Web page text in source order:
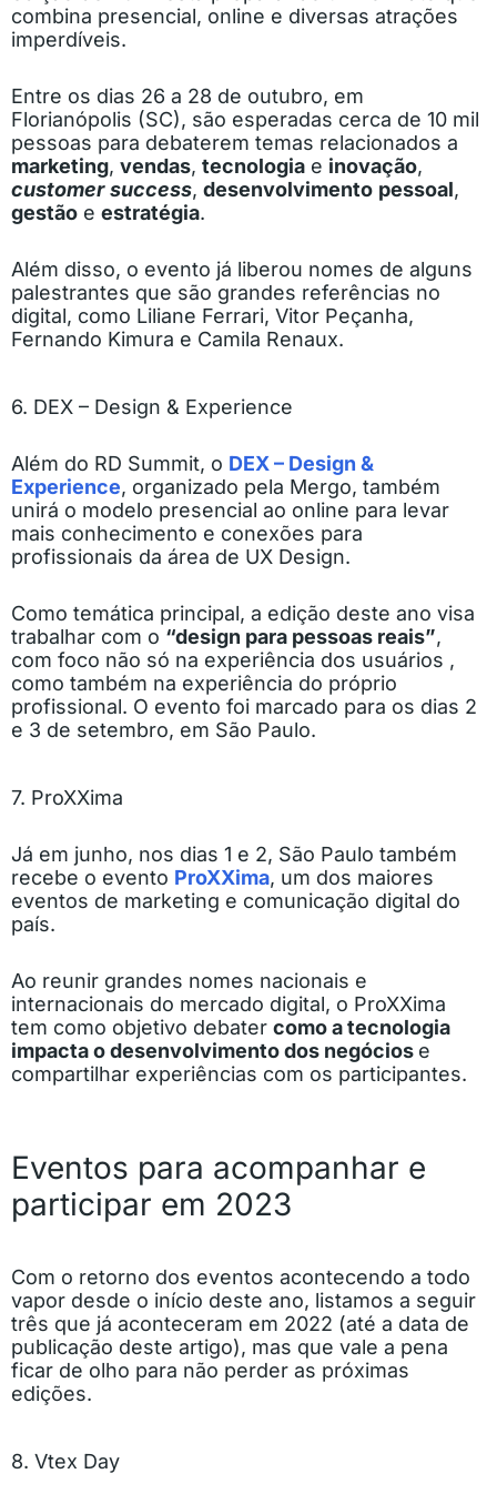
combina presencial, online e diversas atrações
imperdíveis.
Entre os dias 26 a 28 de outubro, em
Florianópolis (SC), são esperadas cerca de 10 mil
pessoas para debaterem temas relacionados a
marketing, vendas, tecnologia e inovação,
customer success, desenvolvimento pessoal,
gestão e estratégia.
Além disso, o evento já liberou nomes de alguns
palestrantes que são grandes referências no
digital, como Liliane Ferrari, Vitor Peçanha,
Fernando Kimura e Camila Renaux.
6. DEX – Design & Experience
Além do RD Summit, o DEX – Design &
Experience, organizado pela Mergo, também
unirá o modelo presencial ao online para levar
mais conhecimento e conexões para
profissionais da área de UX Design.
Como temática principal, a edição deste ano visa
trabalhar com o “design para pessoas reais”,
com foco não só na experiência dos usuários ,
como também na experiência do próprio
profissional. O evento foi marcado para os dias 2
e 3 de setembro, em São Paulo.
7. ProXXima
Já em junho, nos dias 1 e 2, São Paulo também
recebe o evento ProXXima, um dos maiores
eventos de marketing e comunicação digital do
país.
Ao reunir grandes nomes nacionais e
internacionais do mercado digital, o ProXXima
tem como objetivo debater como a tecnologia
impacta o desenvolvimento dos negócios e
compartilhar experiências com os participantes.
Eventos para acompanhar e
participar em 2023
Com o retorno dos eventos acontecendo a todo
vapor desde o início deste ano, listamos a seguir
três que já aconteceram em 2022 (até a data de
publicação deste artigo), mas que vale a pena
ficar de olho para não perder as próximas
edições.
8. Vtex Day